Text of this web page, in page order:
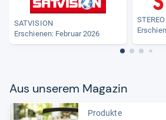
SATVISION
Erschienen: Februar 2026
STEREO
Aus unse­rem Maga­zin
Produkte